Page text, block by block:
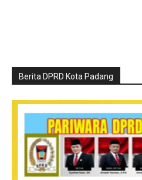
Berita DPRD Kota Padang